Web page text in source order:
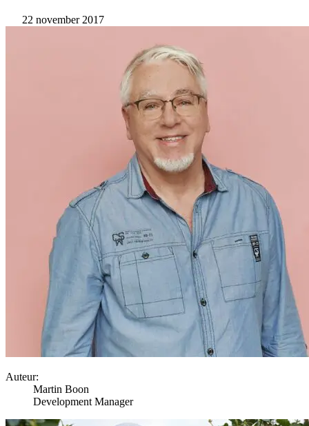
22 november 2017
Auteur:
Martin Boon
Development Manager